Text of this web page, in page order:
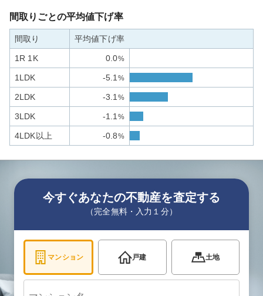
間取りごとの平均値下げ率
間取り 平均値下げ率
1R 1K 0.0%
1LDK -5.1 %
2LDK -3.1 %
3LDK -1.1 %
4LDK以上 -0.8%
今すぐあなたの不動産を査定する
（完全無料・入力１分）
マンション 戸建 土地